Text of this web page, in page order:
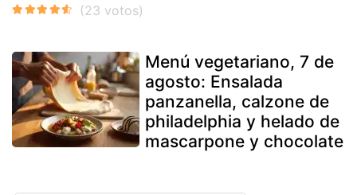
Menú vegetariano, 7 de
agosto: Ensalada
panzanella, calzone de
philadelphia y helado de
mascarpone y chocolate